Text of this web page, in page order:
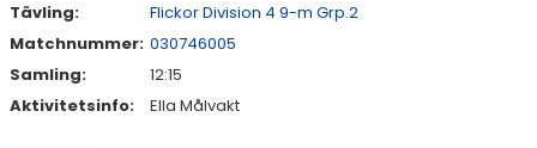
Tävling:
Flickor Division 4 9-m Grp.2
Matchnummer: 030746005
Samling:
12:15
Aktivitetsinfo:
Ella Målvakt